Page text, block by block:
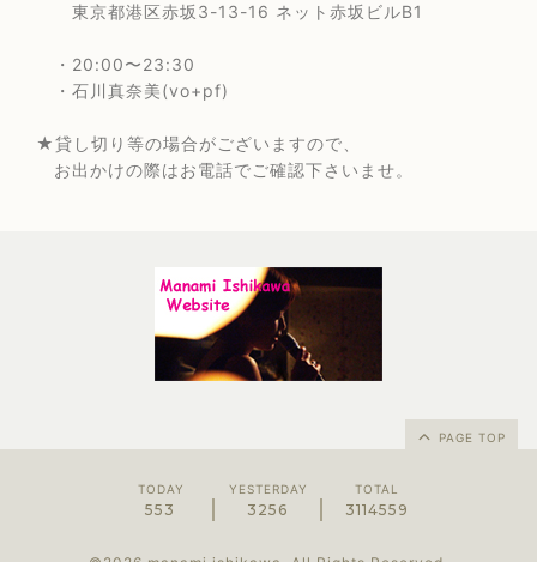
東京都港区赤坂3-13-16 ネット赤坂ビルB1
・20:00〜23:30
・石川真奈美(vo+pf)
★貸し切り等の場合がございますので、
お出かけの際はお電話でご確認下さいませ。
PAGE TOP
TODAY
553
YESTERDAY
3256
TOTAL
3114559